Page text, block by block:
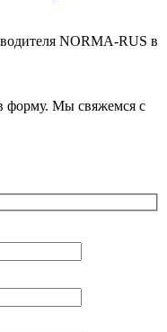
NORMA-RUS в
форму. Мы свяжемся с